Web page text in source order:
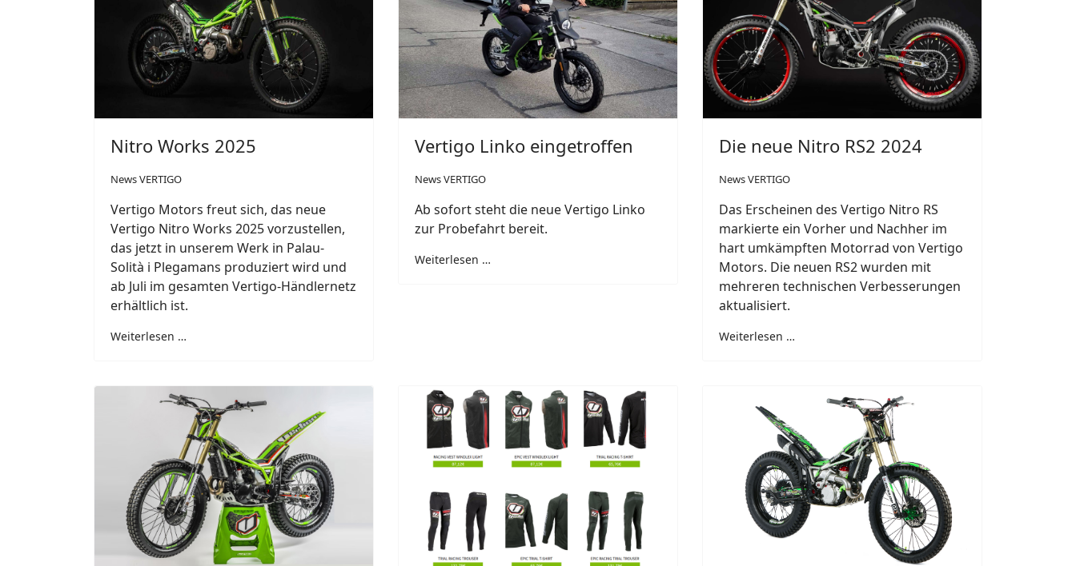
Nitro Works 2025
News VERTIGO
Vertigo Motors freut sich, das neue
Vertigo Nitro Works 2025 vorzustellen,
das jetzt in unserem Werk in Palau-
Solità i Plegamans produziert wird und
ab Juli im gesamten Vertigo-Händlernetz
erhältlich ist.
Weiterlesen …
Vertigo Linko eingetroffen
News VERTIGO
Ab sofort steht die neue Vertigo Linko
zur Probefahrt bereit.
Weiterlesen …
Die neue Nitro RS2 2024
News VERTIGO
Das Erscheinen des Vertigo Nitro RS
markierte ein Vorher und Nachher im
hart umkämpften Motorrad von Vertigo
Motors. Die neuen RS2 wurden mit
mehreren technischen Verbesserungen
aktualisiert.
Weiterlesen …